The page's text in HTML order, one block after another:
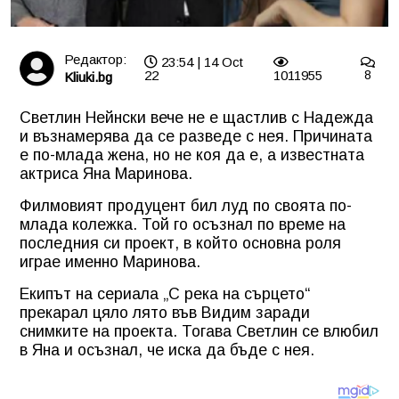
Редактор:
Kliuki.bg
23:54 | 14 Oct
22
1011955 8
Светлин Нейнски вече не е щастлив с Надежда
и възнамерява да се разведе с нея. Причината
е по-млада жена, но не коя да е, а известната
актриса Яна Маринова.
Филмовият продуцент бил луд по своята по-
млада колежка. Той го осъзнал по време на
последния си проект, в който основна роля
играе именно Маринова.
Екипът на сериала „С река на сърцето“
прекарал цяло лято във Видим заради
снимките на проекта. Тогава Светлин се влюбил
в Яна и осъзнал, че иска да бъде с нея.